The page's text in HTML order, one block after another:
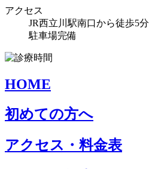
アクセス
JR西立川駅南口から徒歩5分
駐車場完備
HOME
初めての方へ
アクセス・料金表